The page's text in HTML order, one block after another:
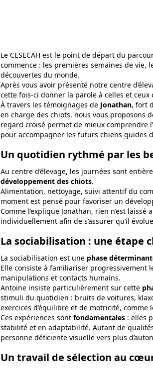
Le CESECAH est le point de départ du
commence : les premières semaines de vie,
découvertes du monde.
Après vous avoir présenté notre centre
cette fois-ci donner la parole à celles et
À travers les témoignages de Jonathan, fort
en charge des chiots, nous vous proposons
regard croisé permet de mieux comprendre
pour accompagner les futurs chiens guides
Un quotidien rythmé par les
Au centre d’élevage, les journées sont
développement des chiots.
Alimentation, nettoyage, suivi attentif du
moment est pensé pour favoriser un
Comme l’explique Jonathan, rien n’est
individuellement afin de s’assurer qu’il
La sociabilisation : une étape
La sociabilisation est une phase
Elle consiste à familiariser progressivement
manipulations et contacts humains.
Antoine insiste particulièrement sur cette
stimuli du quotidien : bruits de voitures,
exercices d’équilibre et de motricité, comme
Ces expériences sont fondamentales: elles
stabilité et en adaptabilité. Autant de
personne déficiente visuelle vers plus
Un travail de sélection au